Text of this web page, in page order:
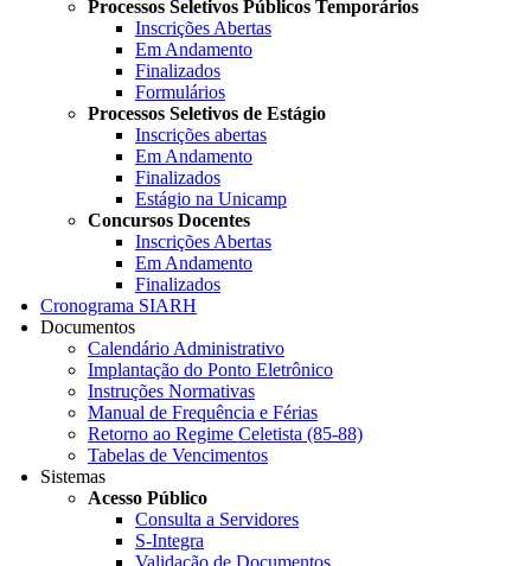
Processos Seletivos Públicos Temporários
Inscrições Abertas
Em Andamento
Finalizados
Formulários
Processos Seletivos de Estágio
Inscrições abertas
Em Andamento
Finalizados
Estágio na Unicamp
Concursos Docentes
Inscrições Abertas
Em Andamento
Finalizados
Cronograma SIARH
Documentos
Calendário Administrativo
Implantação do Ponto Eletrônico
Instruções Normativas
Manual de Frequência e Férias
Retorno ao Regime Celetista (85-88)
Tabelas de Vencimentos
Sistemas
Acesso Público
Consulta a Servidores
S-Integra
Validação de Documentos